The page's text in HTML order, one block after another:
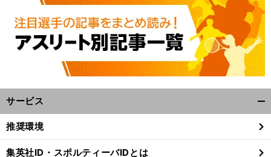
、
。
前
サービス
閉
推奨環境
集英社ID・スポルティーバIDとは